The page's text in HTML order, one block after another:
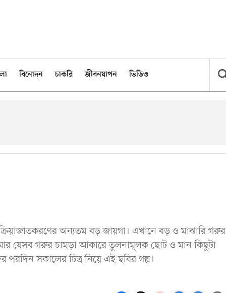
বিনোদন চাকরি জীবনযাপন ভিডিও
অন্যতম বড় জায়গা। এখানে বড় ও মাঝারি গরুর
আর যেসব গরুর চামড়া আকারে তুলনামূলক ছোট ও মান কিছুটা
সকালের চিত্র নিয়ে এই ছবির গল্প।